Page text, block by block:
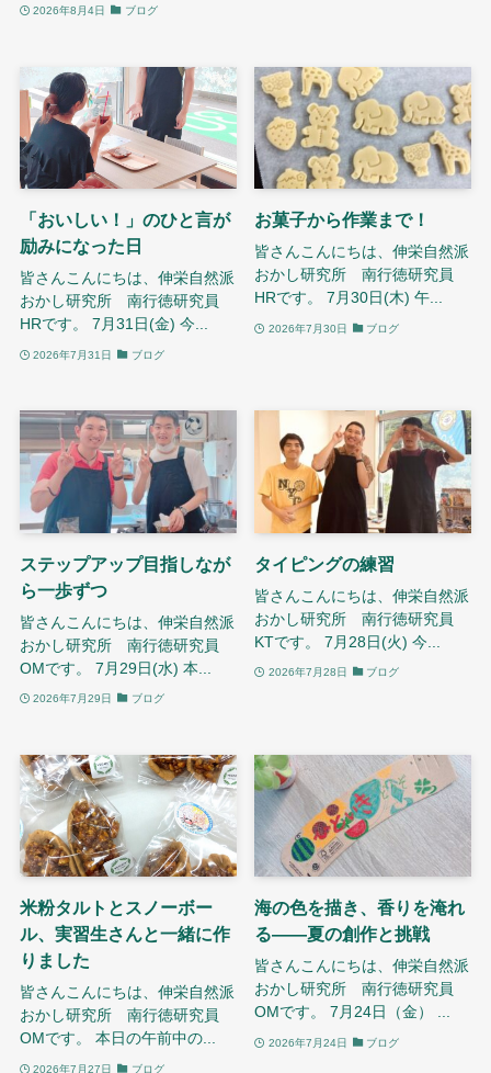
2026年8月4日 ブログ
「おいしい！」のひと言が
励みになった日
皆さんこんにちは、伸栄自然派
おかし研究所 南行徳研究員
HRです。 7月31日(金) 今...
2026年7月31日 ブログ
お菓子から作業まで！
皆さんこんにちは、伸栄自然派
おかし研究所 南行徳研究員
HRです。 7月30日(木) 午...
2026年7月30日 ブログ
ステップアップ目指しなが
ら一歩ずつ
皆さんこんにちは、伸栄自然派
おかし研究所 南行徳研究員
OMです。 7月29日(水) 本...
2026年7月29日 ブログ
タイピングの練習
皆さんこんにちは、伸栄自然派
おかし研究所 南行徳研究員
KTです。 7月28日(火) 今...
2026年7月28日 ブログ
米粉タルトとスノーボー
ル、実習生さんと一緒に作
りました
皆さんこんにちは、伸栄自然派
おかし研究所 南行徳研究員
OMです。 本日の午前中の...
2026年7月27日 ブログ
海の色を描き、香りを淹れ
る——夏の創作と挑戦
皆さんこんにちは、伸栄自然派
おかし研究所 南行徳研究員
OMです。 7月24日（金） ...
2026年7月24日 ブログ